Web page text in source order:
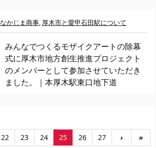
なかじま商事, 厚木市と愛甲石田駅について
みんなでつくるモザイクアートの除幕
式に厚木市地方創生推進プロジェクト
のメンバーとして参加させていただき
ました。｜本厚木駅東口地下道
22 23 24 25 26 27 › »